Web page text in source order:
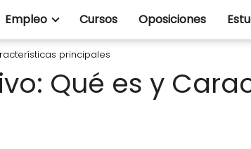
Empleo Cursos Oposiciones
principales
Qué es y